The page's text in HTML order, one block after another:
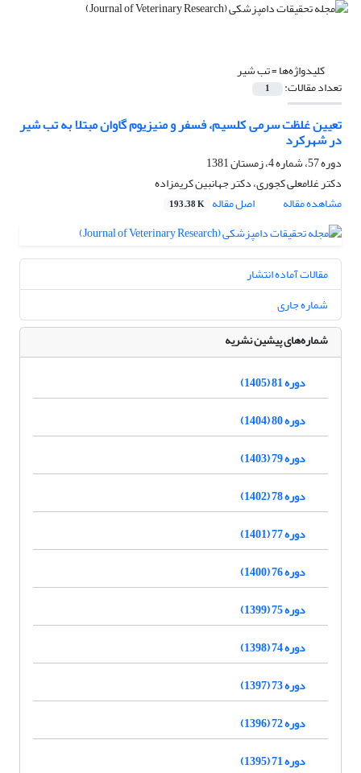
کلیدواژه‌ها =تب شیر
تعداد مقالات: 1
تعیین غلظت سرمی کلسیم، فسفر و منیزیوم گاوان مبتلا به تب شیر
در شهرکرد
دوره 57، شماره 4، زمستان 1381
دکتر غلامعلی کجوری، دکتر جهانبین کریمزاده
مشاهده مقاله
اصل مقاله 193.38 K
مقالات آماده انتشار
شماره جاری
شماره‌های پیشین نشریه
دوره 81 (1405)
دوره 80 (1404)
دوره 79 (1403)
دوره 78 (1402)
دوره 77 (1401)
دوره 76 (1400)
دوره 75 (1399)
دوره 74 (1398)
دوره 73 (1397)
دوره 72 (1396)
دوره 71 (1395)